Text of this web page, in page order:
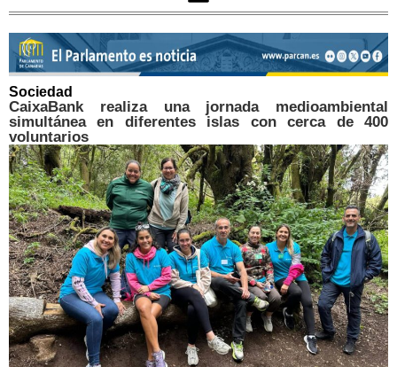
Sociedad
CaixaBank realiza una jornada medioambiental
simultánea en diferentes islas con cerca de 400
voluntarios